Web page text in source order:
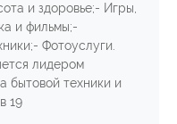
и здоровье;- Игры,
и фильмы;-
Фотоуслуги.
лидером
бытовой техники и
19